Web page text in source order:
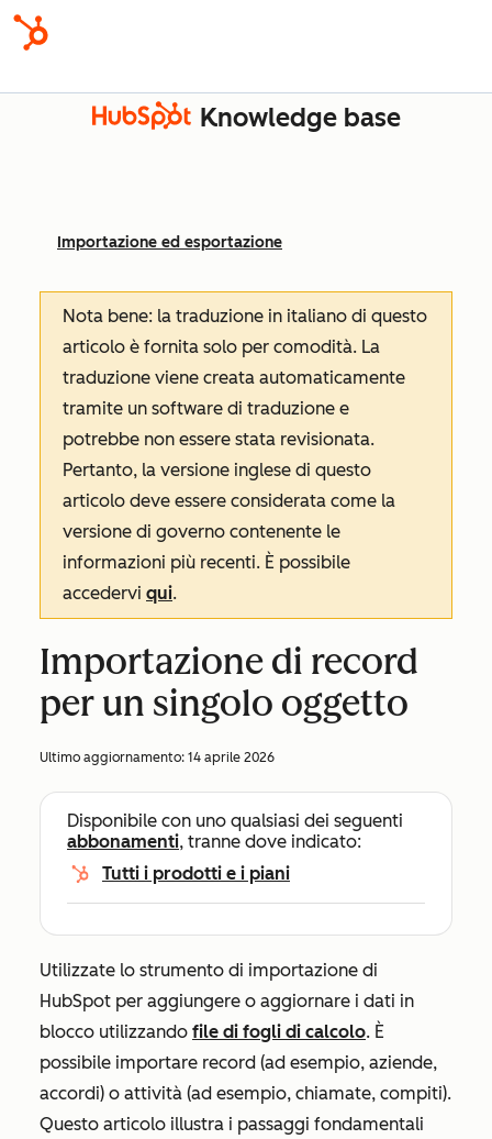
Knowledge base
Importazione ed esportazione
Nota bene: la traduzione in italiano di questo
articolo è fornita solo per comodità. La
traduzione viene creata automaticamente
tramite un software di traduzione e
potrebbe non essere stata revisionata.
Pertanto, la versione inglese di questo
articolo deve essere considerata come la
versione di governo contenente le
informazioni più recenti. È possibile
accedervi qui.
Importazione di record
per un singolo oggetto
Ultimo aggiornamento: 14 aprile 2026
Disponibile con uno qualsiasi dei seguenti
abbonamenti, tranne dove indicato:
Tutti i prodotti e i piani
Utilizzate lo strumento di importazione di
HubSpot per aggiungere o aggiornare i dati in
blocco utilizzando file di fogli di calcolo. È
possibile importare record (ad esempio, aziende,
accordi) o attività (ad esempio, chiamate, compiti).
Questo articolo illustra i passaggi fondamentali